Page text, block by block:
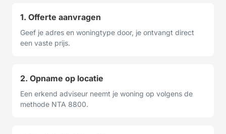
1. Offerte aanvragen
Geef je adres en woningtype door, je ontvangt direct
een vaste prijs.
2. Opname op locatie
Een erkend adviseur neemt je woning op volgens de
methode NTA 8800.